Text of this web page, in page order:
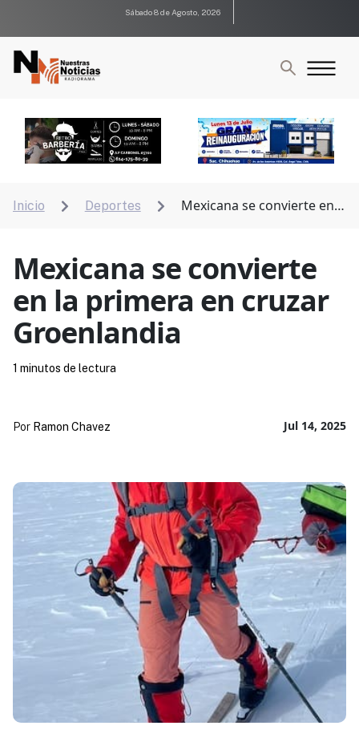
Sábado 8 de Agosto, 2026
Inicio  Deportes 
Mexicana se convierte en
Mexicana se convierte
en la primera en cruzar
Groenlandia
Jul 14, 2025
Por Ramon Chavez
1 minutos de lectura